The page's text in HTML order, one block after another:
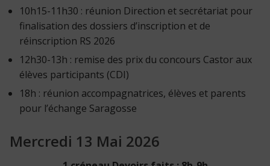
10h15-11h30 : réunion Direction et secrétariat pour
finalisation des dossiers d’inscription et de
réinscription RS 2026
12h30-13h : remise des prix du concours Castor aux
élèves participants (CDI)
18h : réunion accompagnatrices, élèves et parents
pour l’échange Saragosse
Mercredi 13 Mai 2026